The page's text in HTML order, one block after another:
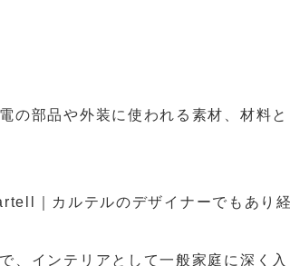
の部品や外装に使われる素材、材料と
｜カルテルのデザイナーでもあり
、インテリアとして一般家庭に深く入